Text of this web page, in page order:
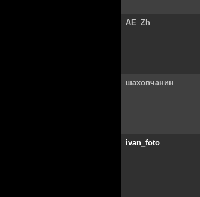
AE_Zh
шаховчанин
ivan_foto